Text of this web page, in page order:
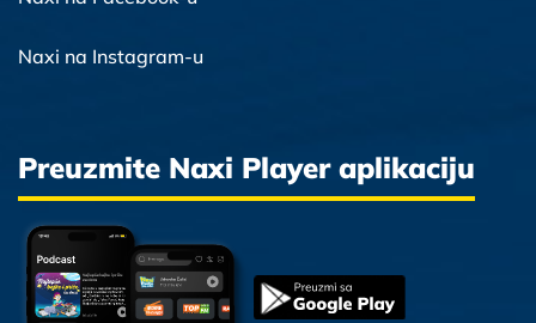
Naxi na Instagram-u
Preuzmite Naxi Player aplikaciju